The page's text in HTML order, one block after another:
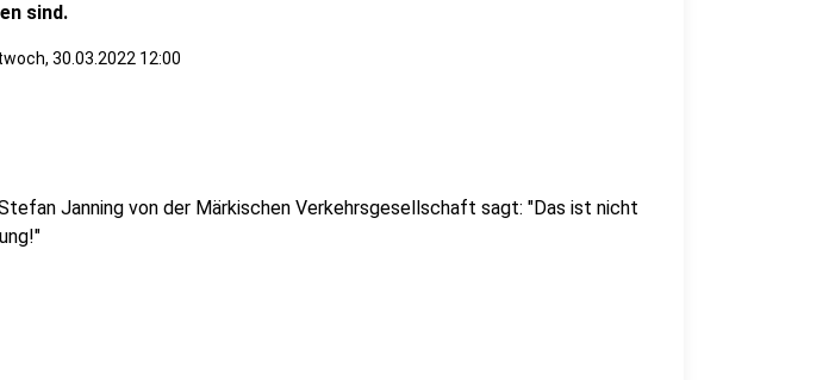
sind.
30.03.2022 12:00
Janning von der Märkischen Verkehrsgesellschaft sagt: "Das ist nicht